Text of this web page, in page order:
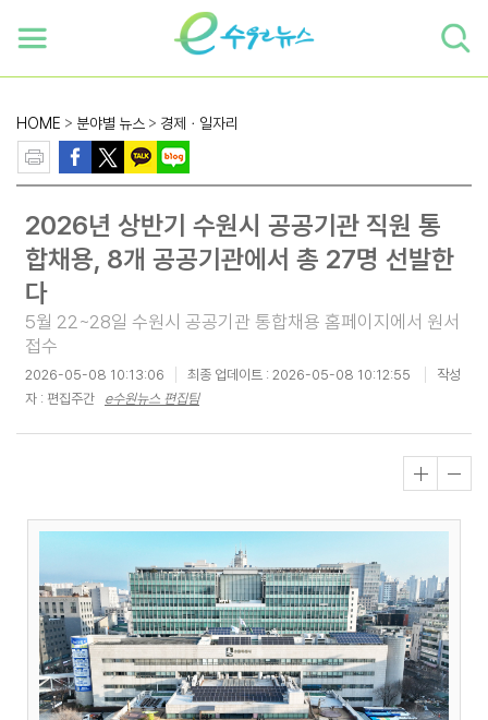
HOME > 분야별 뉴스 > 경제ㆍ일자리
2026년 상반기 수원시 공공기관 직원 통
합채용, 8개 공공기관에서 총 27명 선발한
다
5월 22~28일 수원시 공공기관 통합채용 홈페이지에서 원서
접수
2026-05-08 10:13:06 최종 업데이트 : 2026-05-08 10:12:55
작성
자 : 편집주간 e수원뉴스 편집팀